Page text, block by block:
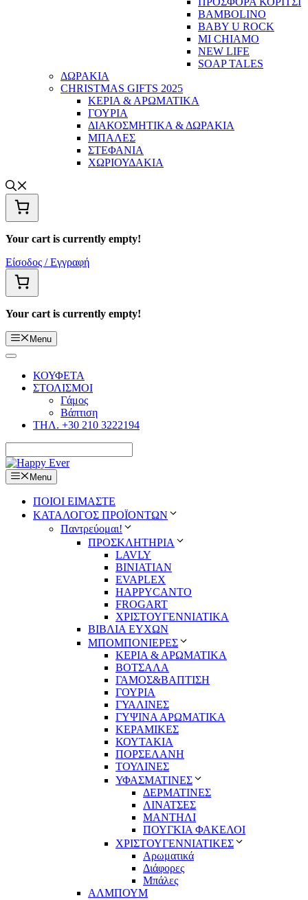
BAMBOLINO
BABY U ROCK
MI CHIAMO
NEW LIFE
SOAP TALES
ΔΩΡΑΚΙΑ
CHRISTMAS GIFTS 2025
ΚΕΡΙΑ & ΑΡΩΜΑΤΙΚΑ
ΓΟΥΡΙΑ
ΔΙΑΚΟΣΜΗΤΙΚΑ & ΔΩΡΑΚΙΑ
ΜΠΑΛΕΣ
ΣΤΕΦΑΝΙΑ
ΧΩΡΙΟΥΔΑΚΙΑ
Your cart is currently empty!
Είσοδος / Εγγραφή
Your cart is currently empty!
Menu
ΚΟΥΦΕΤΑ
ΣΤΟΛΙΣΜΟΙ
Γάμος
Βάπτιση
ΤΗΛ. +30 210 3222194
Menu
ΠΟΙΟΙ ΕΙΜΑΣΤΕ
ΚΑΤΑΛΟΓΟΣ ΠΡΟΪΟΝΤΩΝ
Παντρεύομαι!
ΠΡΟΣΚΛΗΤΗΡΙΑ
LAVLY
BINIATIAN
EVAPLEX
HAPPYCANTO
FROGART
ΧΡΙΣΤΟΥΓΕΝΝΙΑΤΙΚΑ
ΒΙΒΛΙΑ ΕΥΧΩΝ
ΜΠΟΜΠΟΝΙΕΡΕΣ
ΚΕΡΙΑ & ΑΡΩΜΑΤΙΚΑ
ΒΟΤΣΑΛΑ
ΓΑΜΟΣ&ΒΑΠΤΙΣΗ
ΓΟΥΡΙΑ
ΓΥΑΛΙΝΕΣ
ΓΥΨΙΝΑ ΑΡΩΜΑΤΙΚΑ
ΚΕΡΑΜΙΚΕΣ
ΚΟΥΤΑΚΙΑ
ΠΟΡΣΕΛΑΝΗ
ΤΟΥΛΙΝΕΣ
ΥΦΑΣΜΑΤΙΝΕΣ
ΔΕΡΜΑΤΙΝΕΣ
ΛΙΝΑΤΣΕΣ
ΜΑΝΤΗΛΙ
ΠΟΥΓΚΙΑ ΦΑΚΕΛΟΙ
ΧΡΙΣΤΟΥΓΕΝΝΙΑΤΙΚΕΣ
Αρωματικά
Διάφορες
Μπάλες
ΑΛΜΠΟΥΜ